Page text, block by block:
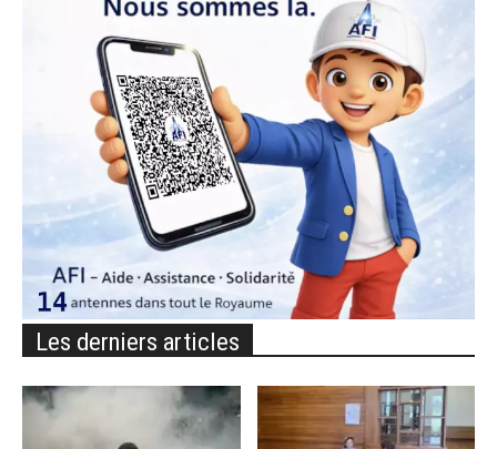
Les derniers articles